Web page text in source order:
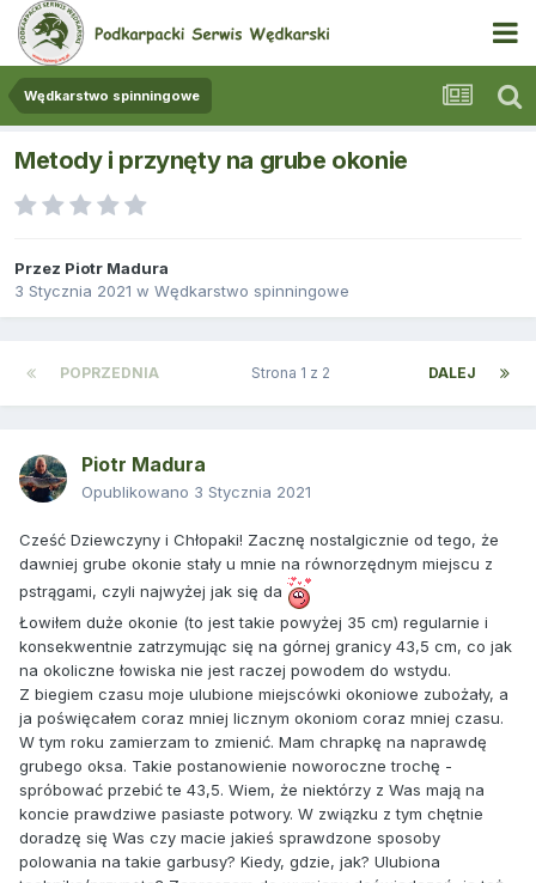
Wędkarstwo spinningowe
Metody i przynęty na grube okonie
Przez Piotr Madura
3 Stycznia 2021 w Wędkarstwo spinningowe
POPRZEDNIA DALEJ
Strona 1 z 2
Piotr Madura
Opublikowano 3 Stycznia 2021
Cześć Dziewczyny i Chłopaki! Zacznę nostalgicznie od tego, że
dawniej grube okonie stały u mnie na równorzędnym miejscu z
pstrągami, czyli najwyżej jak się da
Łowiłem duże okonie (to jest takie powyżej 35 cm) regularnie i
konsekwentnie zatrzymując się na górnej granicy 43,5 cm, co jak
na okoliczne łowiska nie jest raczej powodem do wstydu.
Z biegiem czasu moje ulubione miejscówki okoniowe zubożały, a
ja poświęcałem coraz mniej licznym okoniom coraz mniej czasu.
W tym roku zamierzam to zmienić. Mam chrapkę na naprawdę
grubego oksa. Takie postanowienie noworoczne trochę -
spróbować przebić te 43,5. Wiem, że niektórzy z Was mają na
koncie prawdziwe pasiaste potwory. W związku z tym chętnie
doradzę się Was czy macie jakieś sprawdzone sposoby
polowania na takie garbusy? Kiedy, gdzie, jak? Ulubiona